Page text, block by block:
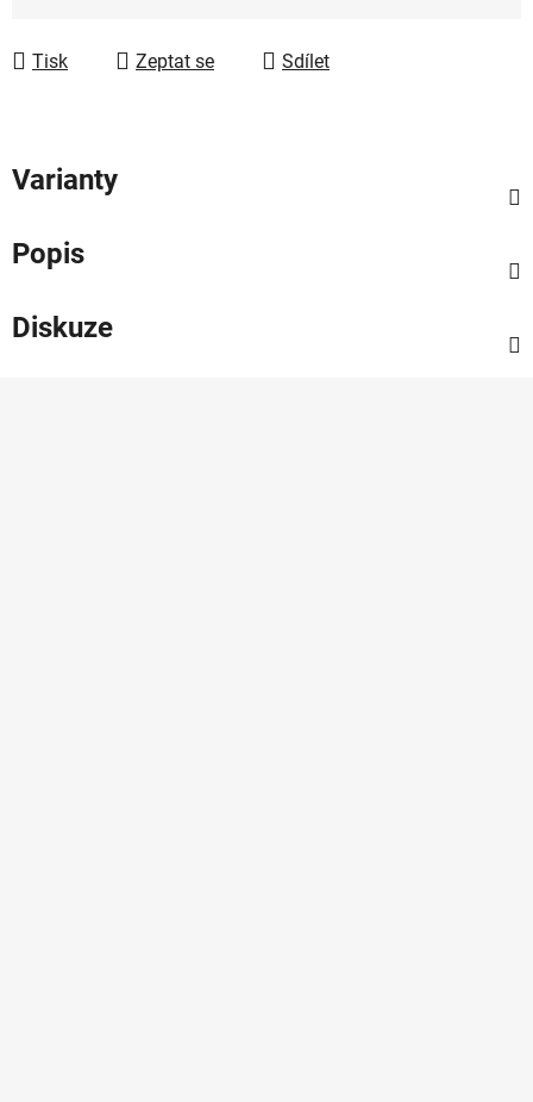
Tisk
Zeptat se Sdílet
Varianty
Popis
Diskuze